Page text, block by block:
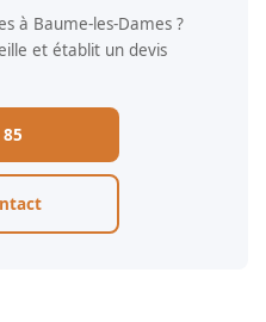
à Baume-les-Dames ?
et établit un devis